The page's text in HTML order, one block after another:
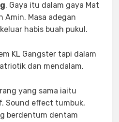
. Gaya itu dalam gaya Mat
Amin. Masa adegan
habis buah pukul.
KL Gangster tapi dalam
dan mendalam.
yang sama iaitu
Sound effect tumbuk,
berdentum dentam